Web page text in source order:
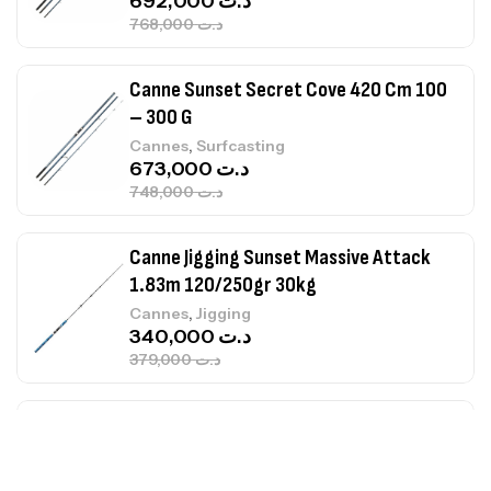
د.ت768,000
Canne Sunset Secret Cove 420 Cm 100
– 300 G
Cannes, Surfcasting
د.ت748,000
د.ت
Canne Jigging Sunset Massive Attack
1.83m 120/250gr 30kg
Cannes,Jigging
د.ت379,000
د.ت